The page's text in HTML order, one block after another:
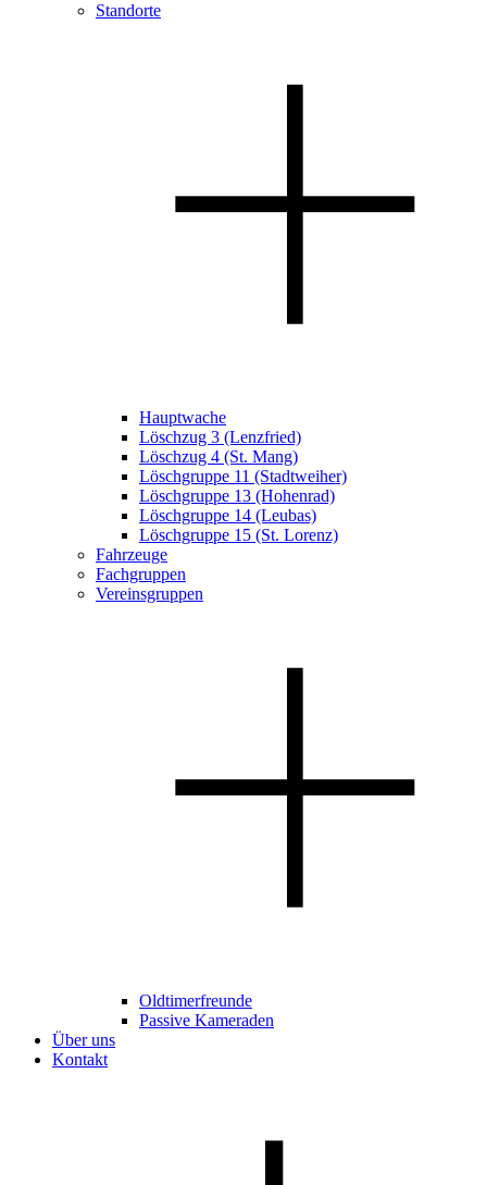
Standorte
Hauptwache
Löschzug 3 (Lenzfried)
Löschzug 4 (St. Mang)
Löschgruppe 11 (Stadtweiher)
Löschgruppe 13 (Hohenrad)
Löschgruppe 14 (Leubas)
Löschgruppe 15 (St. Lorenz)
Fahrzeuge
Fachgruppen
Vereinsgruppen
Oldtimerfreunde
Passive Kameraden
Über uns
Kontakt